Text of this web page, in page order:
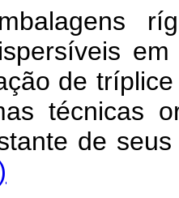
de
técnicas
de